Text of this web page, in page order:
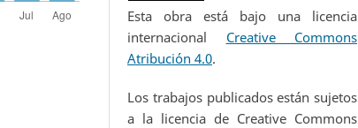
Esta obra está bajo una licencia
internacional Creative Commons
Atribución 4.0.
Los trabajos publicados están sujetos
a la licencia de Creative Commons